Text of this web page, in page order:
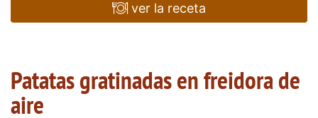
ver la receta
Patatas gratinadas en freidora de
aire